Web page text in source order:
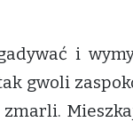
i
gwoli